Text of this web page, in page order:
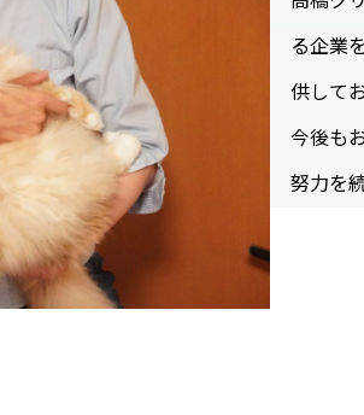
る企業
供して
今後も
努力を